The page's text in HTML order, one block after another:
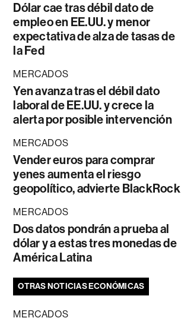
Dólar cae tras débil dato de
empleo en EE.UU. y menor
expectativa de alza de tasas de
la Fed
MERCADOS
Yen avanza tras el débil dato
laboral de EE.UU. y crece la
alerta por posible intervención
MERCADOS
Vender euros para comprar
yenes aumenta el riesgo
geopolítico, advierte BlackRock
MERCADOS
Dos datos pondrán a prueba al
dólar y a estas tres monedas de
América Latina
OTRAS NOTICIAS ECONÓMICAS
MERCADOS